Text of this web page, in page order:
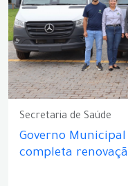
Secretaria de Saúde
Governo Municipal
completa